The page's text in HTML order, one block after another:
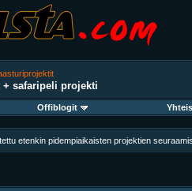
+ safaripeli projekti
Offiblogit
etenkin pidempiaikaisten projektien